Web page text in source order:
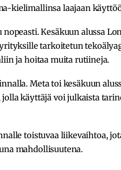
kielimallinsa laajaan
Kesäkuun alussa
tarkoitetun
ja hoitaa muita rutiineja.
Meta toi kesäkuun
käyttäjä voi julkaista
toistuvaa liikevaihtoa,
mahdollisuutena.